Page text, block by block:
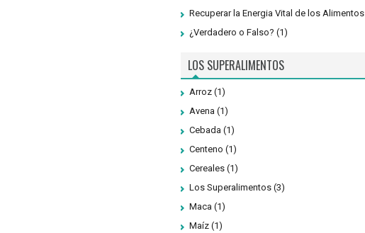
Recuperar la Energia Vital de los Alimentos
¿Verdadero o Falso? (1)
LOS SUPERALIMENTOS
Arroz (1)
Avena (1)
Cebada (1)
Centeno (1)
Cereales (1)
Los Superalimentos (3)
Maca (1)
Maíz (1)